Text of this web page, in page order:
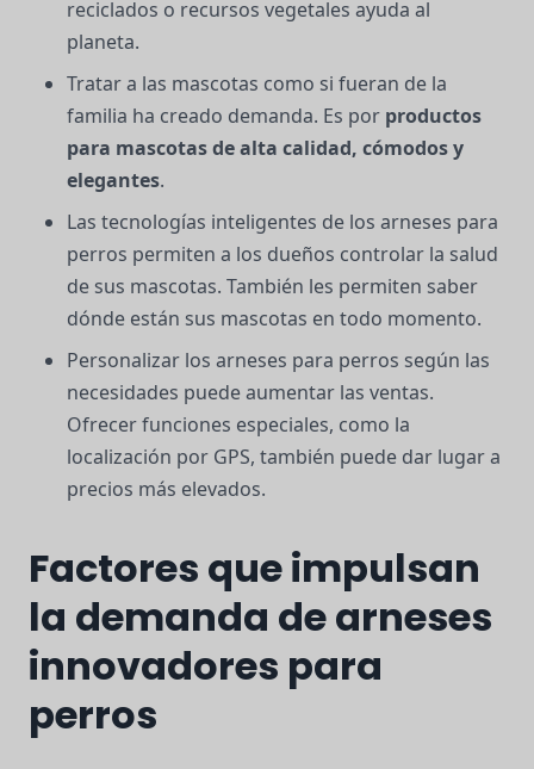
reciclados o recursos vegetales ayuda al
planeta.
Tratar a las mascotas como si fueran de la
familia ha creado demanda. Es por productos
para mascotas de alta calidad, cómodos y
elegantes.
Las tecnologías inteligentes de los arneses para
perros permiten a los dueños controlar la salud
de sus mascotas. También les permiten saber
dónde están sus mascotas en todo momento.
Personalizar los arneses para perros según las
necesidades puede aumentar las ventas.
Ofrecer funciones especiales, como la
localización por GPS, también puede dar lugar a
precios más elevados.
Factores que impulsan
la demanda de arneses
innovadores para
perros